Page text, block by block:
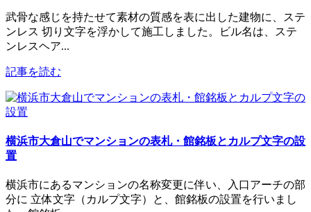
武骨な感じを持たせて素材の質感を表に出した建物に、ステ
ンレス 切り文字を浮かして施工しました。ビル名は、ステ
ンレスヘア...
記事を読む
横浜市大倉山でマンションの表札・館銘板とカルプ文字の設
置
横浜市にあるマンションの名称変更に伴い、入口アーチの部
分に 立体文字（カルプ文字）と、館銘板の設置を行いまし